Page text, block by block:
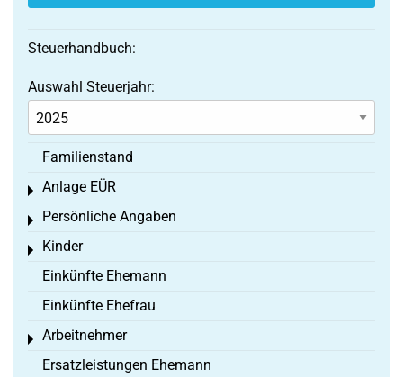
Steuerhandbuch:
Auswahl Steuerjahr:
Familienstand
Anlage EÜR
Toggle menu
Persönliche Angaben
Toggle menu
Kinder
Toggle menu
Einkünfte Ehemann
Einkünfte Ehefrau
Arbeitnehmer
Toggle menu
Ersatzleistungen Ehemann